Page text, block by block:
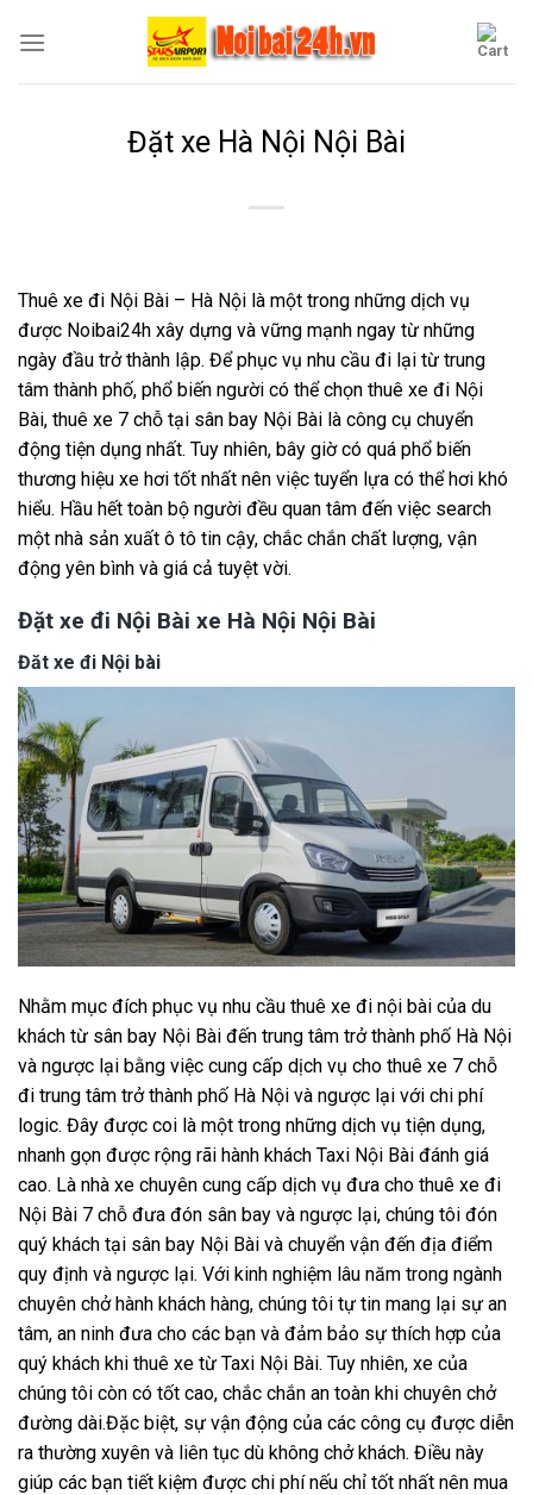
Đặt xe Hà Nội Nội Bài
Thuê xe đi Nội Bài – Hà Nội là một trong những dịch vụ
được Noibai24h xây dựng và vững mạnh ngay từ những
ngày đầu trở thành lập. Để phục vụ nhu cầu đi lại từ trung
tâm thành phố, phổ biến người có thể chọn thuê xe đi Nội
Bài, thuê xe 7 chỗ tại sân bay Nội Bài là công cụ chuyển
động tiện dụng nhất. Tuy nhiên, bây giờ có quá phổ biến
thương hiệu xe hơi tốt nhất nên việc tuyển lựa có thể hơi khó
hiểu. Hầu hết toàn bộ người đều quan tâm đến việc search
một nhà sản xuất ô tô tin cậy, chắc chắn chất lượng, vận
động yên bình và giá cả tuyệt vời.
Đặt xe đi Nội Bài xe Hà Nội Nội Bài
Đăt xe đi Nội bài
Nhằm mục đích phục vụ nhu cầu thuê xe đi nội bài của du
khách từ sân bay Nội Bài đến trung tâm trở thành phố Hà Nội
và ngược lại bằng việc cung cấp dịch vụ cho thuê xe 7 chỗ
đi trung tâm trở thành phố Hà Nội và ngược lại với chi phí
logic. Đây được coi là một trong những dịch vụ tiện dụng,
nhanh gọn được rộng rãi hành khách Taxi Nội Bài đánh giá
cao. Là nhà xe chuyên cung cấp dịch vụ đưa cho thuê xe đi
Nội Bài 7 chỗ đưa đón sân bay và ngược lại, chúng tôi đón
quý khách tại sân bay Nội Bài và chuyển vận đến địa điểm
quy định và ngược lại. Với kinh nghiệm lâu năm trong ngành
chuyên chở hành khách hàng, chúng tôi tự tin mang lại sự an
tâm, an ninh đưa cho các bạn và đảm bảo sự thích hợp của
quý khách khi thuê xe từ Taxi Nội Bài. Tuy nhiên, xe của
chúng tôi còn có tốt cao, chắc chắn an toàn khi chuyên chở
đường dài.Đặc biệt, sự vận động của các công cụ được diễn
ra thường xuyên và liên tục dù không chở khách. Điều này
giúp các bạn tiết kiệm được chi phí nếu chỉ tốt nhất nên mua